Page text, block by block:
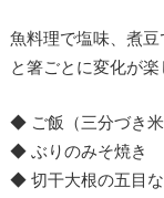
魚料理で塩味、煮
と箸ごとに変化が楽
◆ ご飯（三分づき米
◆ ぶりのみそ焼き
◆ 切干大根の五目